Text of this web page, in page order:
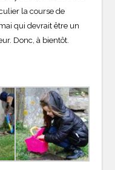
la course de
qui devrait être un
Donc, à bientôt.